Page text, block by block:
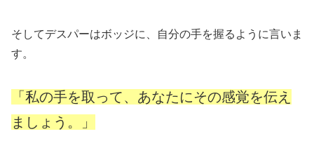
そしてデスパーはボッジに、自分の手を握るように言いま
す。
「私の手を取って、あなたにその感覚を伝え
ましょう。」